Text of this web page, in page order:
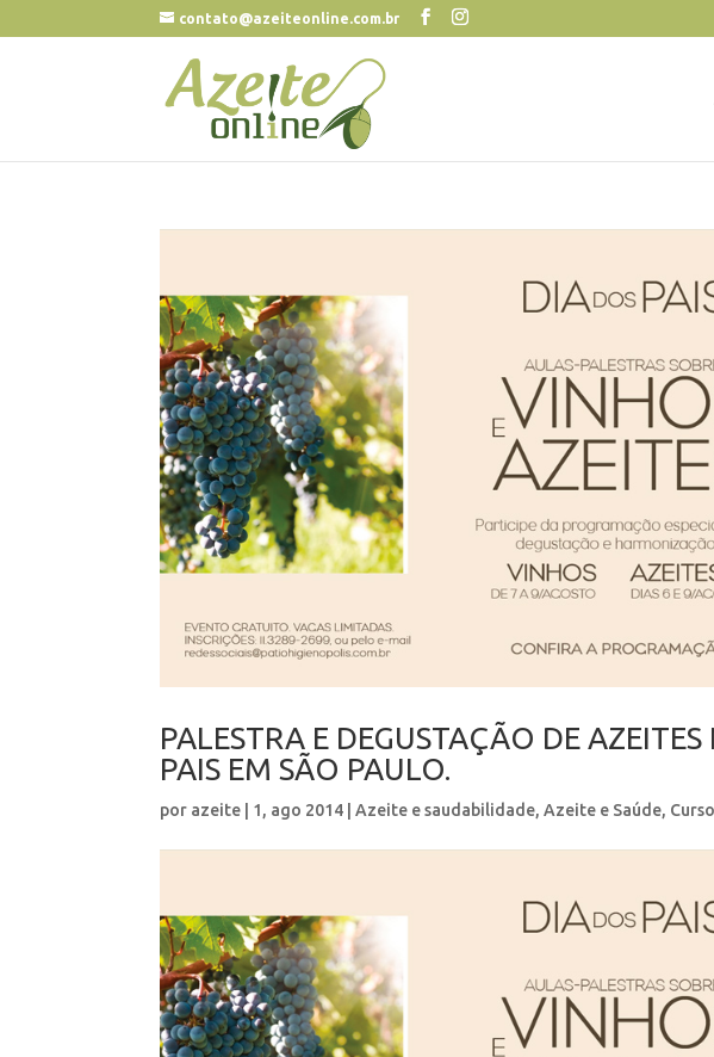
contato@azeiteonline.com.br
PALESTRA E DEGUSTAÇÃO DE
PAIS EM SÃO PAULO.
por azeite 1, ago 2014 |Azeite e saudabilidade,Azeite e Saúde,